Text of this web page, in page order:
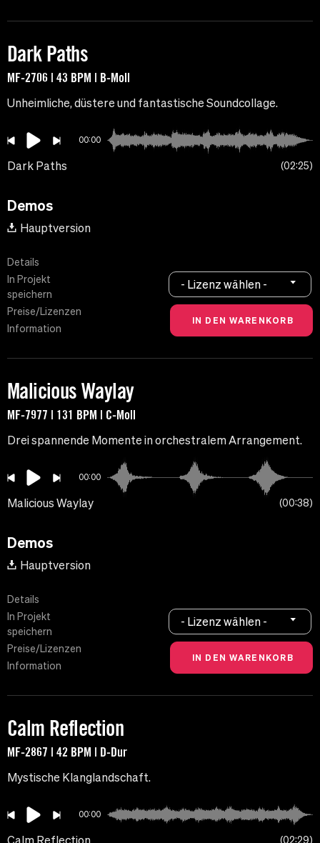
Dark Paths
MF-2706 | 43 BPM | B-Moll
Unheimliche, düstere und fantastische Soundcollage.
00:00
Dark Paths 02:25
Demos
Hauptversion
Details
In Projekt
speichern
Preise/Lizenzen
Information
- Lizenz wählen -
Malicious Waylay
MF-7977 | 131 BPM | C-Moll
Drei spannende Momente in orchestralem Arrangement.
00:00
Malicious Waylay 00:38
Demos
Hauptversion
Details
In Projekt
speichern
Preise/Lizenzen
Information
- Lizenz wählen -
Calm Reflection
MF-2867 | 42 BPM | D-Dur
Mystische Klanglandschaft.
00:00
Calm Reflection 02:29